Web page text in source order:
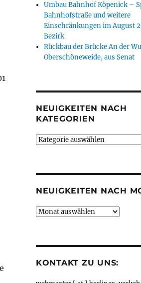
Umbau Bahnhof Köpenick –
Bahnhofstraße und weitere
Einschränkungen im August
Bezirk
Rückbau der Brücke An der
Oberschöneweide, aus Senat
NEUIGKEITEN NACH
KATEGORIEN
Neuigkeiten
NEUIGKEITEN NACH
Neuigkeiten
KONTAKT ZU UNS: